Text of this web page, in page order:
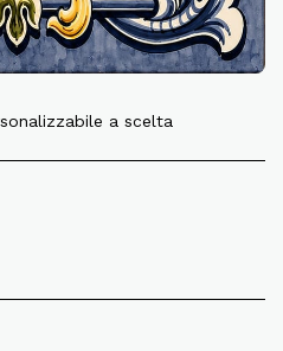
a scelta